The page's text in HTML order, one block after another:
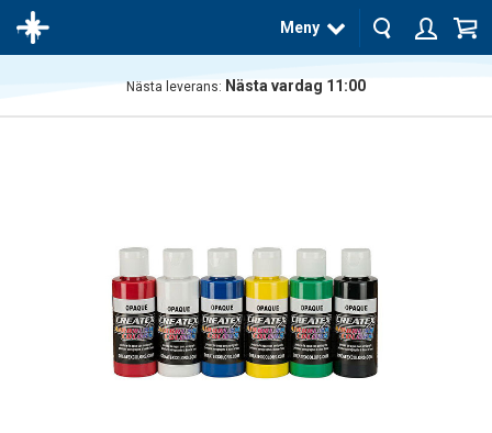
Meny
Nästa leverans: Nästa vardag 11:00